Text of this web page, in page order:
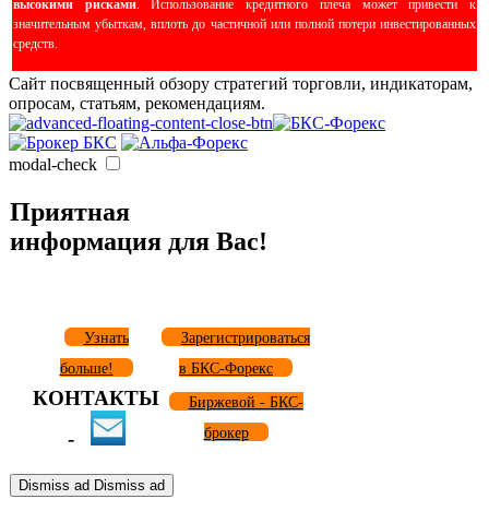
высокими рисками. Использование кредитного плеча может привести к
значительным убыткам, вплоть до частичной или полной потери инвестированных
средств.
Сайт посвященный обзору стратегий торговли, индикаторам,
опросам, статьям, рекомендациям.
modal-check
Приятная
информация для Вас!
Узнать
больше!
Зарегистрироваться
в БКС-Форекс
КОНТАКТЫ
-
Биржевой - БКС-
брокер
Dismiss ad Dismiss ad